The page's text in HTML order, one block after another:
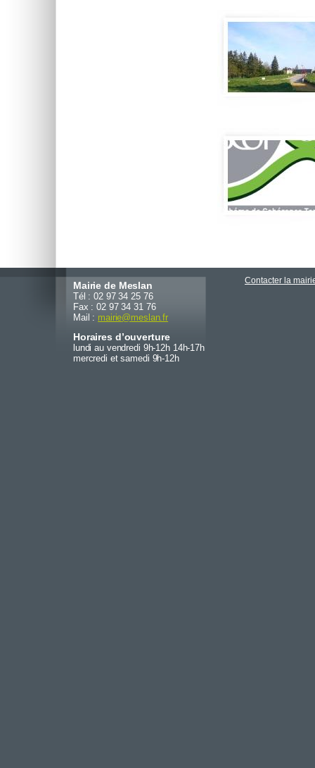
Mairie de Meslan
Tél : 02 97 34 25 76
Fax : 02 97 34 31 76
Mail : mairie@meslan.fr
Horaires d’ouverture
lundi au vendredi 9h-12h 14h-17h
mercredi et samedi 9h-12h
Contacter la